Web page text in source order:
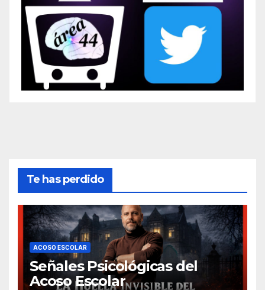
Te has perdido
ACOSO ESCOLAR
Señales Psicológicas del
Acoso Escolar